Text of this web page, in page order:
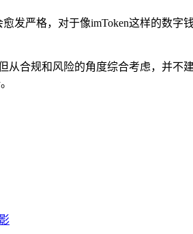
发严格，对于像imToken这样的数
从合规和风险的角度综合考虑，并